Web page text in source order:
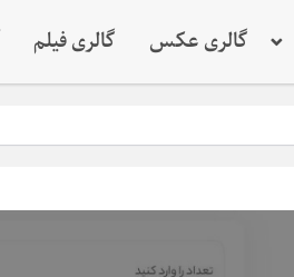
گالری عکس گالری فیلم